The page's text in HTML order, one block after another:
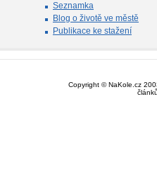
Seznamka
Blog o životě ve městě
Publikace ke stažení
Copyright © NaKole.cz